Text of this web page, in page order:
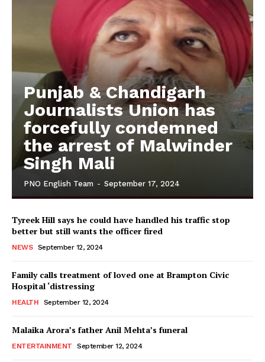
Punjab & Chandigarh
Journalists Union has
forcefully condemned
the arrest of Malwinder
Singh Mali
PNO English Team - September 17, 2024
Tyreek Hill says he could have handled his traffic stop
better but still wants the officer fired
NEWS September 12, 2024
Family calls treatment of loved one at Brampton Civic
Hospital ‘distressing
HEALTH September 12, 2024
Malaika Arora’s father Anil Mehta’s funeral
ENTERTAINMENT September 12, 2024